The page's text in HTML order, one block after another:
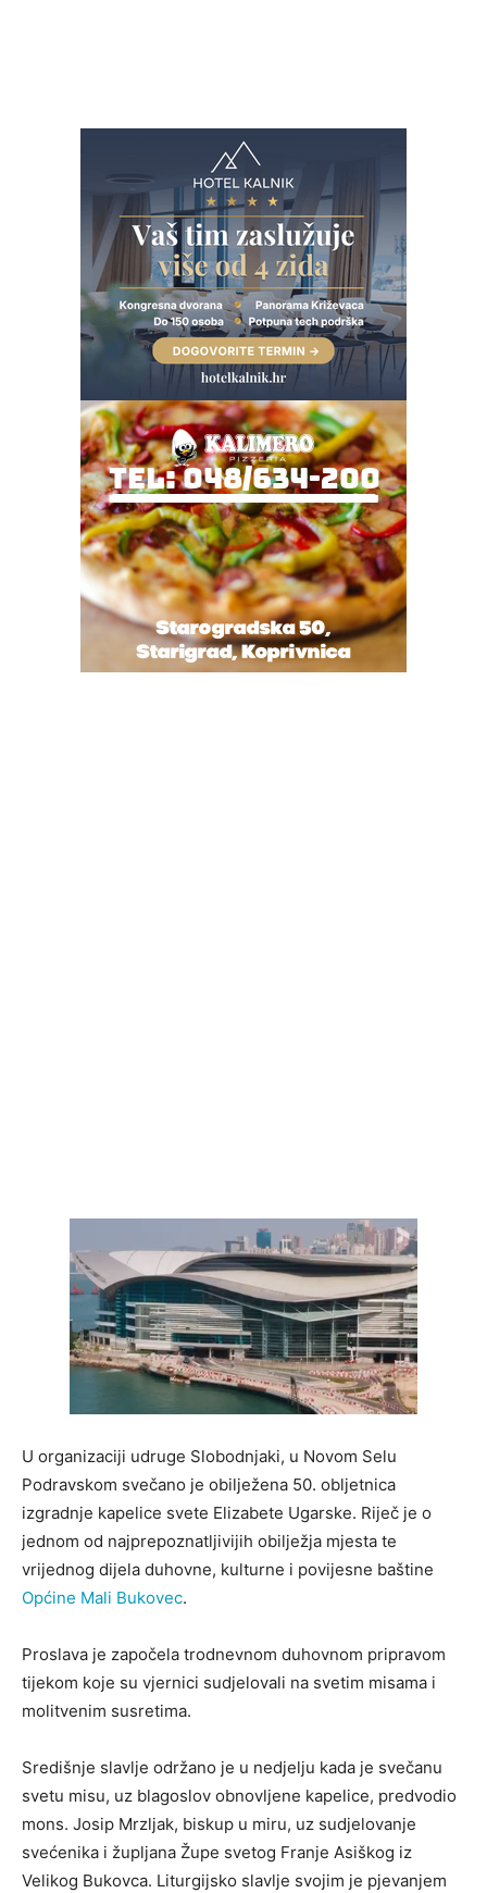
U organizaciji udruge Slobodnjaki, u Novom Selu
Podravskom svečano je obilježena 50. obljetnica
izgradnje kapelice svete Elizabete Ugarske. Riječ je o
jednom od najprepoznatljivijih obilježja mjesta te
vrijednog dijela duhovne, kulturne i povijesne baštine
Općine Mali Bukovec.
Proslava je započela trodnevnom duhovnom pripravom
tijekom koje su vjernici sudjelovali na svetim misama i
molitvenim susretima.
Središnje slavlje održano je u nedjelju kada je svečanu
svetu misu, uz blagoslov obnovljene kapelice, predvodio
mons. Josip Mrzljak, biskup u miru, uz sudjelovanje
svećenika i župljana Župe svetog Franje Asiškog iz
Velikog Bukovca. Liturgijsko slavlje svojim je pjevanjem